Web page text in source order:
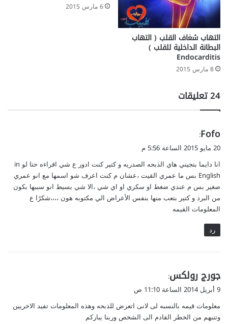
التهاب شغاف القلب ( التهاب
البطانة الداخلية للقلب )
Endocarditis
8 مارس 2015
6 مارس 2015
‫24 تعليقات
ي
ق
ل
Fofo
:
20 مايو 2015 الساعة 5:56 م
انا دايما بتجيني هاي الذبحه الصدريه و كتير كنت ادور ع شي اقراءه حتا لو in
English بس ما عمري القيت ،عشان م كنت اعرف شو اسمها مع انو عمري
صغير بس م عندي ضغط او سكري او اي شي ،الا شي بسيط انو سببها بكون
من البرد و كتير بتعب منها بنفس الأعراض الي مكتوبه هون ،،،،شكرًا ع
المعلومات القيمه
رد
ي
ق
ل
جورج رولكس:
9 أبريل 2014 الساعة 11:10 ص
معلومات قيمه بالنسبه لى لانى اتعرض للذبحه وهذه المعلومات تفيد الاخريين
وتنبهم من الخطر القادم الى الشخص وربنا يباركم